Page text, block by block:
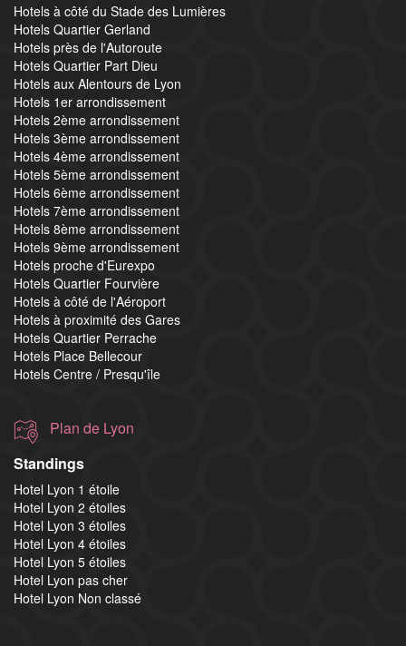
Hotels à côté du Stade des Lumières
Hotels Quartier Gerland
Hotels près de l'Autoroute
Hotels Quartier Part Dieu
Hotels aux Alentours de Lyon
Hotels 1er arrondissement
Hotels 2ème arrondissement
Hotels 3ème arrondissement
Hotels 4ème arrondissement
Hotels 5ème arrondissement
Hotels 6ème arrondissement
Hotels 7ème arrondissement
Hotels 8ème arrondissement
Hotels 9ème arrondissement
Hotels proche d'Eurexpo
Hotels Quartier Fourvière
Hotels à côté de l'Aéroport
Hotels à proximité des Gares
Hotels Quartier Perrache
Hotels Place Bellecour
Hotels Centre / Presqu'île
Plan de Lyon
Standings
Hotel Lyon 1 étoile
Hotel Lyon 2 étoiles
Hotel Lyon 3 étoiles
Hotel Lyon 4 étoiles
Hotel Lyon 5 étoiles
Hotel Lyon pas cher
Hotel Lyon Non classé